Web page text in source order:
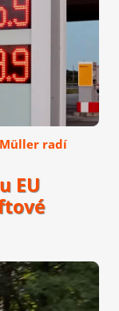
radí
EU